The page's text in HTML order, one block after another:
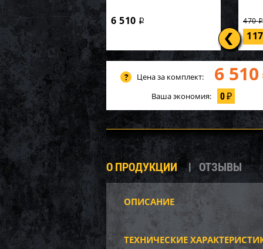
6 510 i 470i
117
P20-
62
Цена за комплект: 6 510
Ваша экономия: 0₽
О ПРОДУКЦИИ ОТЗЫВЫ
ОПИСАНИЕ
ТЕХНИЧЕСКИЕ